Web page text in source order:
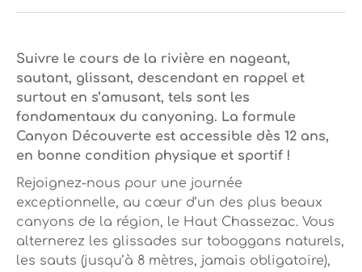
Suivre le cours de la rivière en nageant,
sautant, glissant, descendant en rappel et
surtout en s’amusant, tels sont les
fondamentaux du canyoning. La formule
Canyon Découverte est accessible dès 12 ans,
en bonne condition physique et sportif !
Rejoignez-nous pour une journée
exceptionnelle, au cœur d’un des plus beaux
canyons de la région, le Haut Chassezac. Vous
alternerez les glissades sur toboggans naturels,
les sauts (jusqu’à 8 mètres, jamais obligatoire),